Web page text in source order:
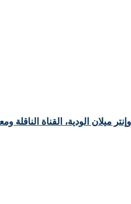
ميلان الودية، القناة الناقلة